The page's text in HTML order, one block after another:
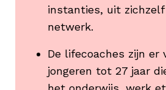
instanties, uit zichzelf
netwerk.
De lifecoaches zijn er
jongeren tot 27 jaar